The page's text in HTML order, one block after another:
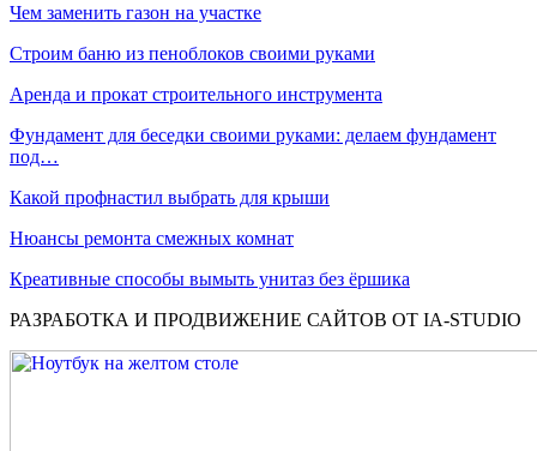
Чем заменить газон на участке
Строим баню из пеноблоков своими руками
Аренда и прокат строительного инструмента
Фундамент для беседки своими руками: делаем фундамент
под…
Какой профнастил выбрать для крыши
Нюансы ремонта смежных комнат
Креативные способы вымыть унитаз без ёршика
РАЗРАБОТКА И ПРОДВИЖЕНИЕ САЙТОВ ОТ IA-STUDIO